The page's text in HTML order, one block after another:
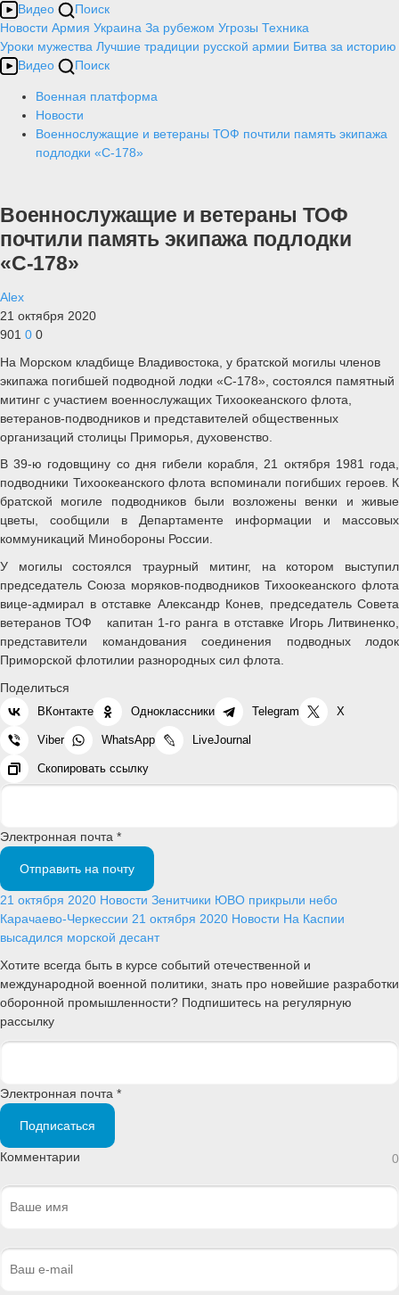
Видео
Поиск
Новости Армия Украина За рубежом Угрозы Техника
Уроки мужества Лучшие традиции русской армии Битва за историю
Видео
Поиск
Военная платформа
Новости
Военнослужащие и ветераны ТОФ почтили память экипажа
подлодки «С-178»
Военнослужащие и ветераны ТОФ
почтили память экипажа подлодки
«С-178»
Alex
21 октября 2020
901 0 0
На Морском кладбище Владивостока, у братской могилы членов
экипажа погибшей подводной лодки «С-178», состоялся памятный
митинг с участием военнослужащих Тихоокеанского флота,
ветеранов-подводников и представителей общественных
организаций столицы Приморья, духовенство.
В 39-ю годовщину со дня гибели корабля, 21 октября 1981 года,
подводники Тихоокеанского флота вспоминали погибших героев. К
братской могиле подводников были возложены венки и живые
цветы, сообщили в Департаменте информации и массовых
коммуникаций Минобороны России.
У могилы состоялся траурный митинг, на котором выступил
председатель Союза моряков-подводников Тихоокеанского флота
вице-адмирал в отставке Александр Конев, председатель Совета
ветеранов ТОФ капитан 1-го ранга в отставке Игорь Литвиненко,
представители командования соединения подводных лодок
Приморской флотилии разнородных сил флота.
Поделиться
ВКонтакте Одноклассники Telegram X
Viber WhatsApp LiveJournal
Скопировать ссылку
Электронная почта *
Отправить на почту
21 октября 2020 Новости Зенитчики ЮВО прикрыли небо
Карачаево-Черкессии 21 октября 2020 Новости На Каспии
высадился морской десант
Хотите всегда быть в курсе событий отечественной и
международной военной политики, знать про новейшие разработки
оборонной промышленности? Подпишитесь на регулярную
рассылку
Электронная почта *
Подписаться
Комментарии 0